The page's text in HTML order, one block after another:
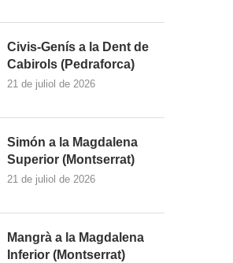
Civis-Genís a la Dent de
Cabirols (Pedraforca)
21 de juliol de 2026
Simón a la Magdalena
Superior (Montserrat)
21 de juliol de 2026
Mangrà a la Magdalena
Inferior (Montserrat)